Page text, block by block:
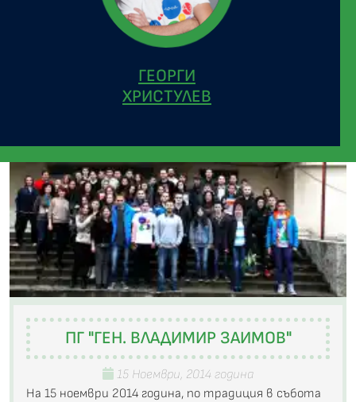
ГЕОРГИ
ХРИСТУЛЕВ
ПГ "ГЕН. ВЛАДИМИР ЗАИМОВ"
15 Ноември, 2014 година
На 15 ноември 2014 година, по традиция в събота